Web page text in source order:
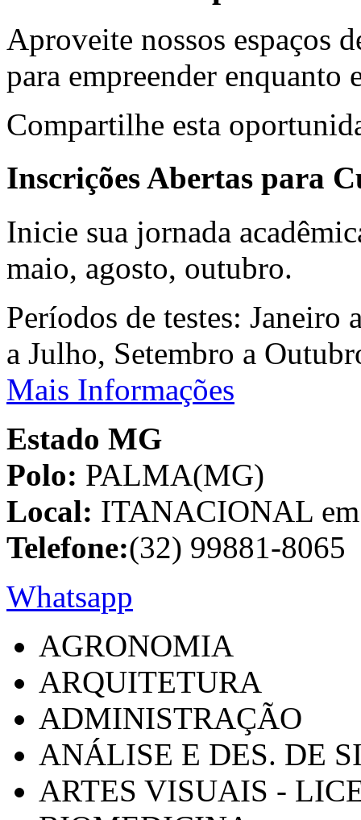
Aproveite nossos espaços
para empreender enquanto
Compartilhe esta
Inscrições Abertas para
Inicie sua jornada
maio, agosto, outubro.
Períodos de testes:
a Julho, Setembro a
Mais Informações
Estado MG
Polo: PALMA(MG)
Local: ITANACIONAL
Telefone:(32) 99881-8065
Whatsapp
AGRONOMIA
ARQUITETURA
ADMINISTRAÇÃO
ANÁLISE E DES. DE
ARTES VISUAIS -